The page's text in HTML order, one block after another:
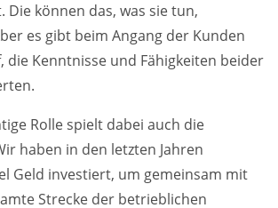
Die können das, was sie tun,
es gibt beim Angang der Kunden
die Kenntnisse und Fähigkeiten beider
Rolle spielt dabei auch die
haben in den letzten Jahren
Geld investiert, um gemeinsam mit
Strecke der betrieblichen